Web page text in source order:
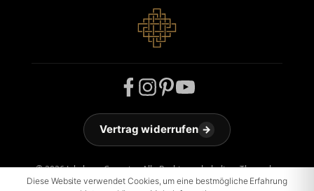
© 2026 Jakobson Carpets - Alle Rechte vorbehalten. Theme by
ThemeWare®
Vertrag widerrufen →
Diese Website verwendet Cookies, um eine bestmögliche Erfahrung